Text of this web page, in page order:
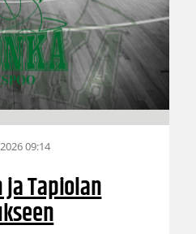
09:14
Tapiolan